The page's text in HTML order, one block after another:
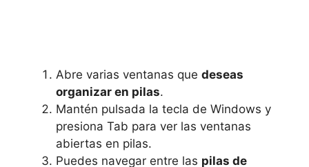
Abre varias ventanas que deseas
organizar en pilas.
Mantén pulsada la tecla de Windows y
presiona Tab para ver las ventanas
abiertas en pilas.
Puedes navegar entre las pilas de